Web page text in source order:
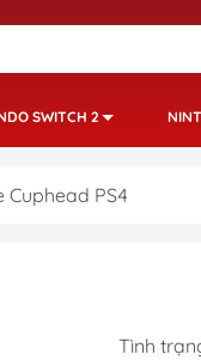
SWITCH 2
Cuphead PS4
Tình